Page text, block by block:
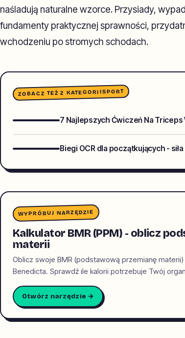
naśladują naturalne wzorce. Przysiady,
fundamenty praktycznej sprawności,
wchodzeniu po stromych schodach.
ZOBACZ TEŻ Z KATEGORIISPORT
7 Najlepszych Ćwiczeń Na
Biegi OCR dla początkujących -
WYPRÓBUJ NARZĘDZIE
Kalkulator BMR (PPM) - oblicz
materii
Oblicz swoje BMR (podstawową przemianę
Benedicta. Sprawdź ile kalorii potrzebuje Twój
Otwórz narzędzie →